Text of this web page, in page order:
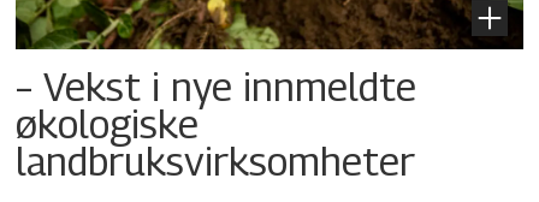
– Vekst i nye innmeldte
økologiske
landbruksvirksomheter